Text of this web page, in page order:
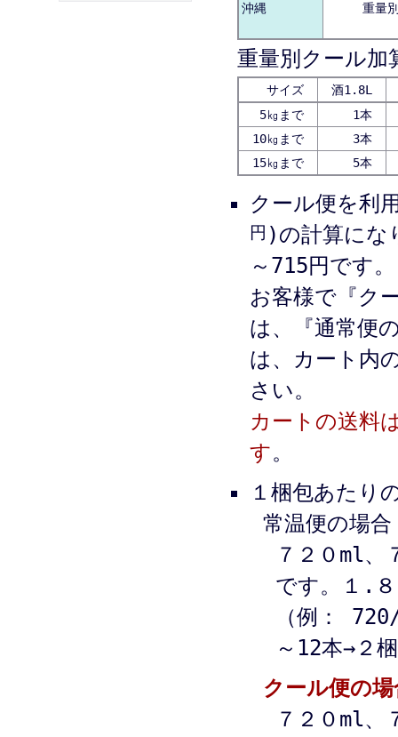
沖縄 重量
重量別クール加
サイズ
酒1.8L
5㎏まで
1本
10㎏まで
3本
15㎏まで
5本
クール便を利
円 )の計算にな
～715円です。
お客様で『ク
は、『通常便
は、カート内
さい。
カートの送料
す。
１梱包あたり
常温便の場合
７２０ml
です。１.
（例：
～12本→２
クール便の場
７２０ml